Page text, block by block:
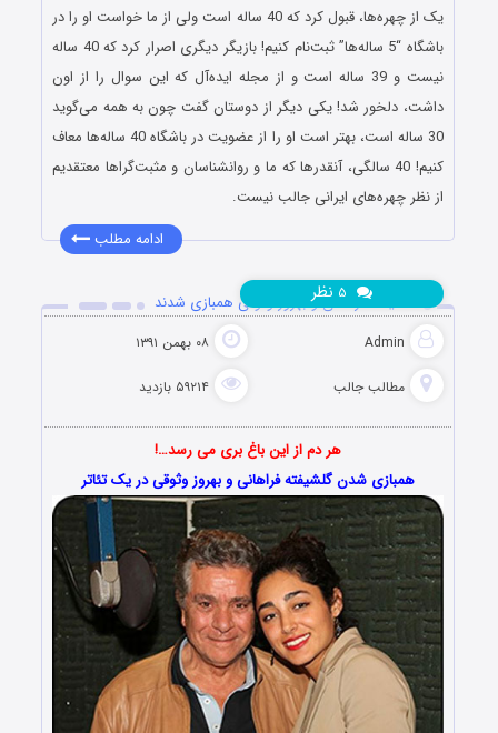
یک از چهره‌ها، قبول کرد که 40 ساله است ولی از ما خواست او را در
باشگاه “5 ساله‌ها” ثبت‌نام کنیم! بازیگر دیگری اصرار کرد که 40 ساله
نیست و 39 ساله است و از مجله ایده‌آل که این سوال را از اون
داشت، دلخور شد! یکی دیگر از دوستان گفت چون به همه می‌گوید
30 ساله است، بهتر است او را از عضویت در باشگاه 40 ساله‌ها معاف
کنیم! 40 سالگی، آنقدرها که ما و روانشناسان و مثبت‌گراها معتقدیم
از نظر چهره‌های ایرانی جالب نیست.
ادامه مطلب
گلشیفته فراهانی و بهروز وثوقی همبازی شدند
Admin ۰۸ بهمن ۱۳۹۱
مطالب جالب ۵۹۲۱۴ بازدید
نظر
هر دم از این باغ بری می رسد…!
همبازی شدن گلشیفته فراهانی و بهروز وثوقی در یک تئاتر